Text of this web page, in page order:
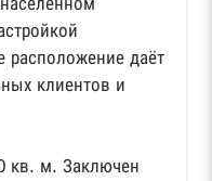
даёт
клиентов и
кв. м. Заключен